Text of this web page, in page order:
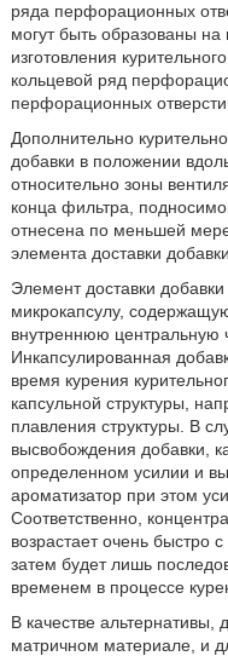
ряда перфорационных
могут быть образованы
изготовления
кольцевой ряд
перфорационных
Дополнительно
добавки в положении
относительно зоны
конца фильтра,
отнесена по меньшей
элемента доставки добавки.
Элемент доставки
микрокапсулу,
внутреннюю центральную
Инкапсулированная
время курения
капсульной структуры,
плавления структуры. В
высвобождения добавки,
определенном усилии и
ароматизатор при этом
Соответственно,
возрастает очень быстро
затем будет лишь
временем в процессе
В качестве альтернативы,
матричном материале, и